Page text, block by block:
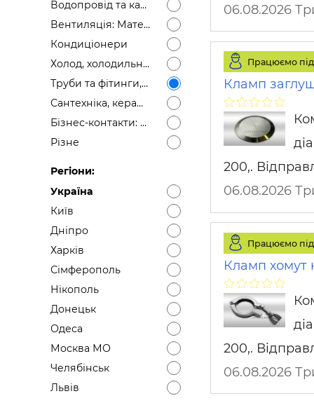
Водопровід та каналізація: Матеріали
Вентиляція: Матеріали
Кондиціонери
Холод, холодильне обладнання
Труби та фітинги, димарі
Сантехніка, кераміка
Бізнес-контакти: шукаємо постачальника, шукаємо дилерів, монтажні організац
Різне
Регіони:
Україна
Київ
Дніпро
Харків
Сімферополь
Нікополь
Донецьк
Одеса
Москва МО
Челябінськ
Львів
06.08.2026
Працюємо
Кламп
200,.
06.08.2026
Працюємо
Кламп хомут
200,.
06.08.2026